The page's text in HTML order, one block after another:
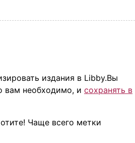
издания в Libby.Вы
вам необходимо, и сохранять в
Чаще всего метки